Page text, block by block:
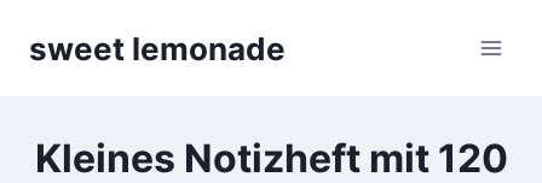
sweet lemonade
Kleines Notizheft mit 120